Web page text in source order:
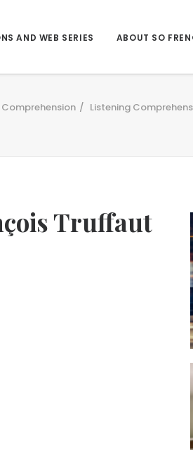
AND WEB SERIES ABOUT SO
Comprehension Listening
Truffaut